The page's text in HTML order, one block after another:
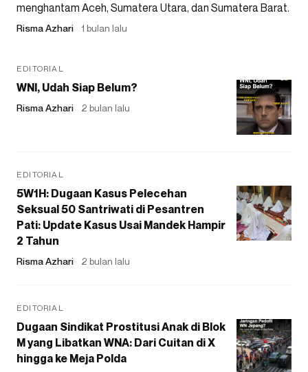
menghantam Aceh, Sumatera Utara, dan Sumatera Barat.
Risma Azhari 1 bulan lalu
EDITORIAL
WNI, Udah Siap Belum?
Risma Azhari 2 bulan lalu
EDITORIAL
5W1H: Dugaan Kasus Pelecehan
Seksual 50 Santriwati di Pesantren
Pati: Update Kasus Usai Mandek Hampir
2 Tahun
Risma Azhari 2 bulan lalu
EDITORIAL
Dugaan Sindikat Prostitusi Anak di Blok
M yang Libatkan WNA: Dari Cuitan di X
hingga ke Meja Polda